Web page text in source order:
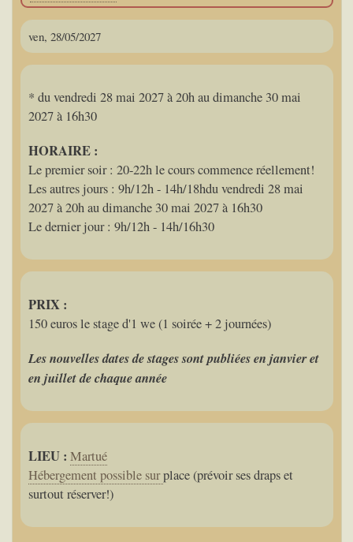
ven, 28/05/2027
* du vendredi 28 mai 2027 à 20h au dimanche 30 mai
2027 à 16h30
HORAIRE :
Le premier soir : 20-22h le cours commence réellement!
Les autres jours : 9h/12h - 14h/18hdu vendredi 28 mai
2027 à 20h au dimanche 30 mai 2027 à 16h30
Le dernier jour : 9h/12h - 14h/16h30
PRIX :
150 euros le stage d'1 we (1 soirée + 2 journées)
Les nouvelles dates de stages sont publiées en janvier et
en juillet de chaque année
LIEU : Martué
Hébergement possible surplace (prévoir ses draps et
surtout réserver!)